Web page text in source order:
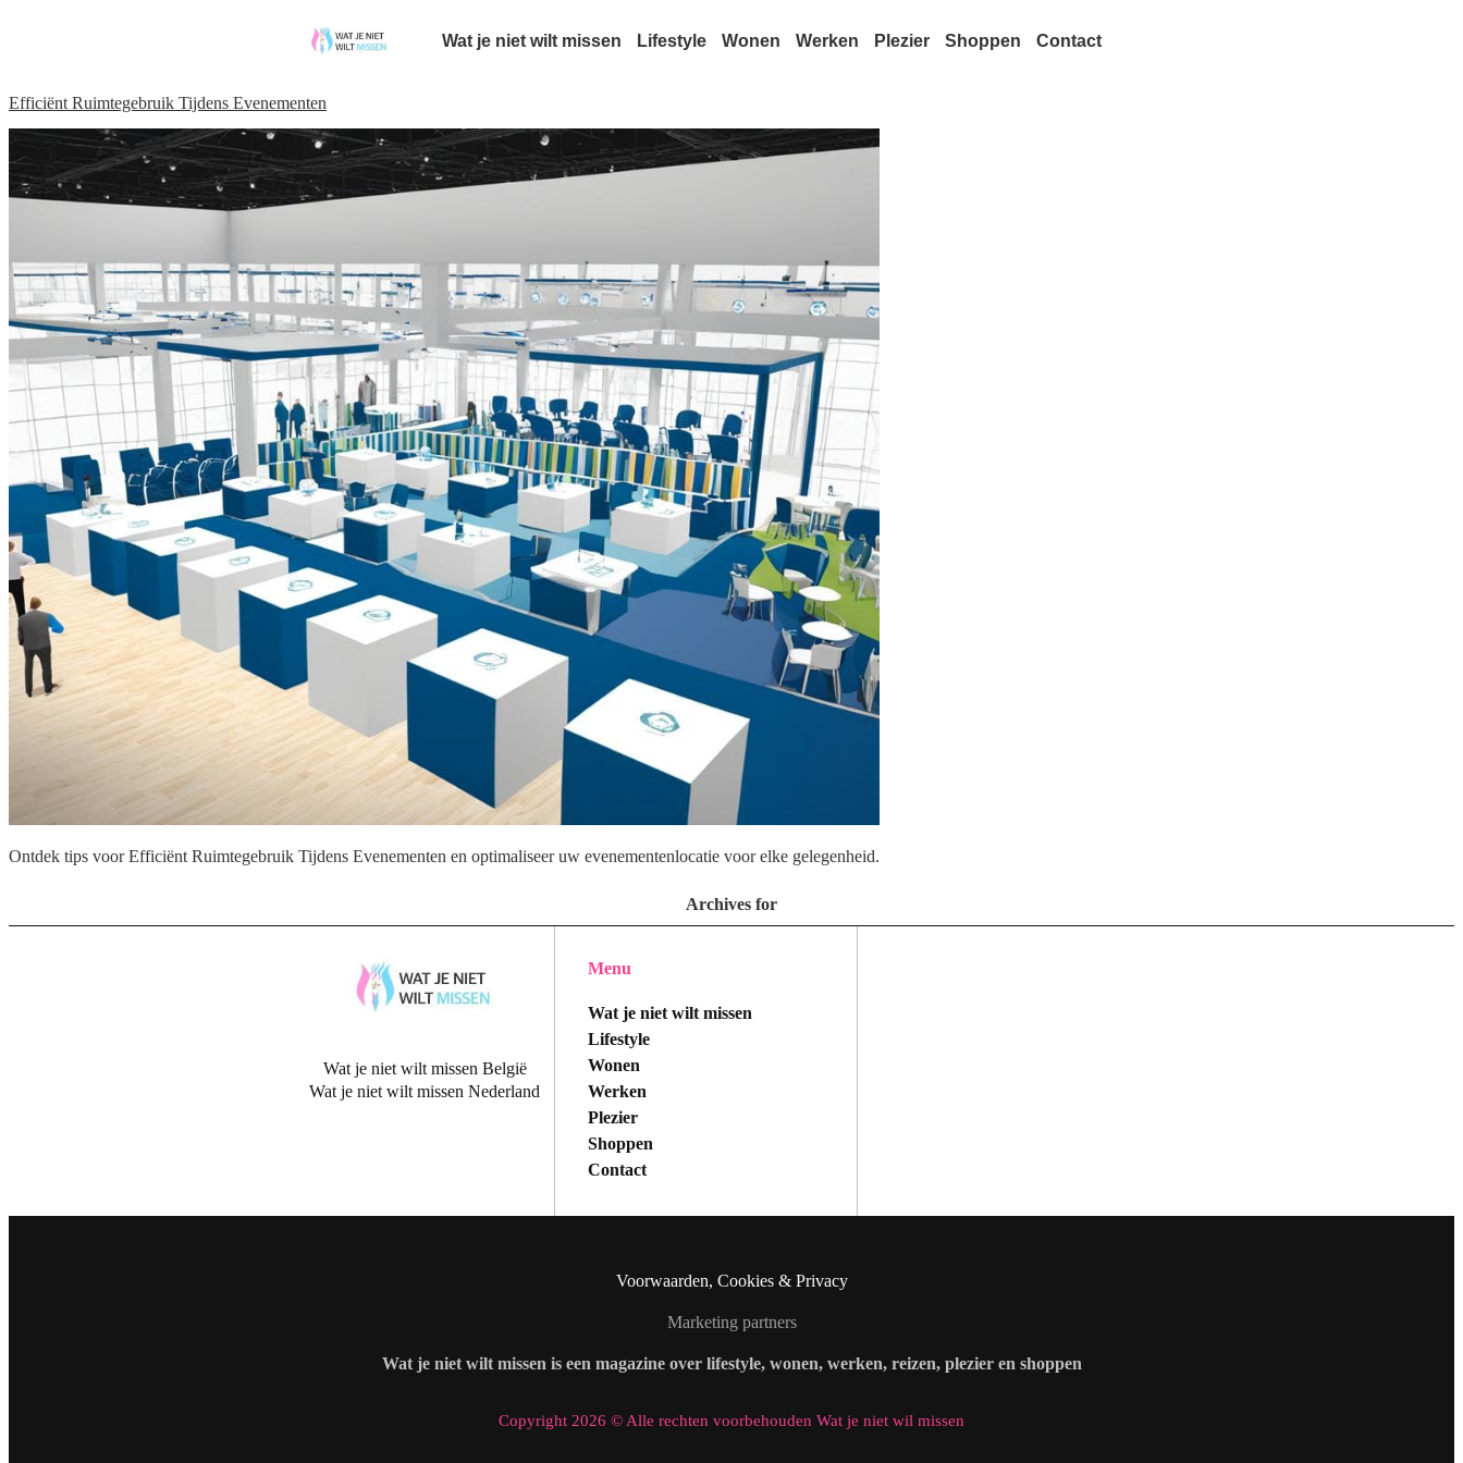
Wat je niet wilt missen Lifestyle Wonen Werken Plezier Shoppen Contact
Efficiënt Ruimtegebruik Tijdens Evenementen
Ontdek tips voor Efficiënt Ruimtegebruik Tijdens Evenementen en optimaliseer uw evenementenlocatie voor elke gelegenheid.
Archives for
Wat je niet wilt missen België
Wat je niet wilt missen Nederland
Menu
Wat je niet wilt missen
Lifestyle
Wonen
Werken
Plezier
Shoppen
Contact
Voorwaarden, Cookies & Privacy
Marketing partners
Wat je niet wilt missen is een magazine over lifestyle, wonen, werken, reizen, plezier en shoppen
Copyright 2026 © Alle rechten voorbehouden Wat je niet wil missen